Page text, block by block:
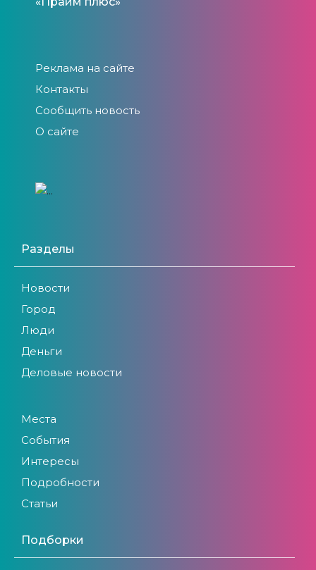
Реклама на сайте
Контакты
Сообщить новость
О сайте
Разделы
Новости
Город
Люди
Деньги
Деловые новости
Места
События
Интересы
Подробности
Статьи
Подборки